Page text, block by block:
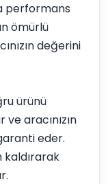
performans
ömürlü
değerini
ürünü
aracınızın
eder.
kaldırarak